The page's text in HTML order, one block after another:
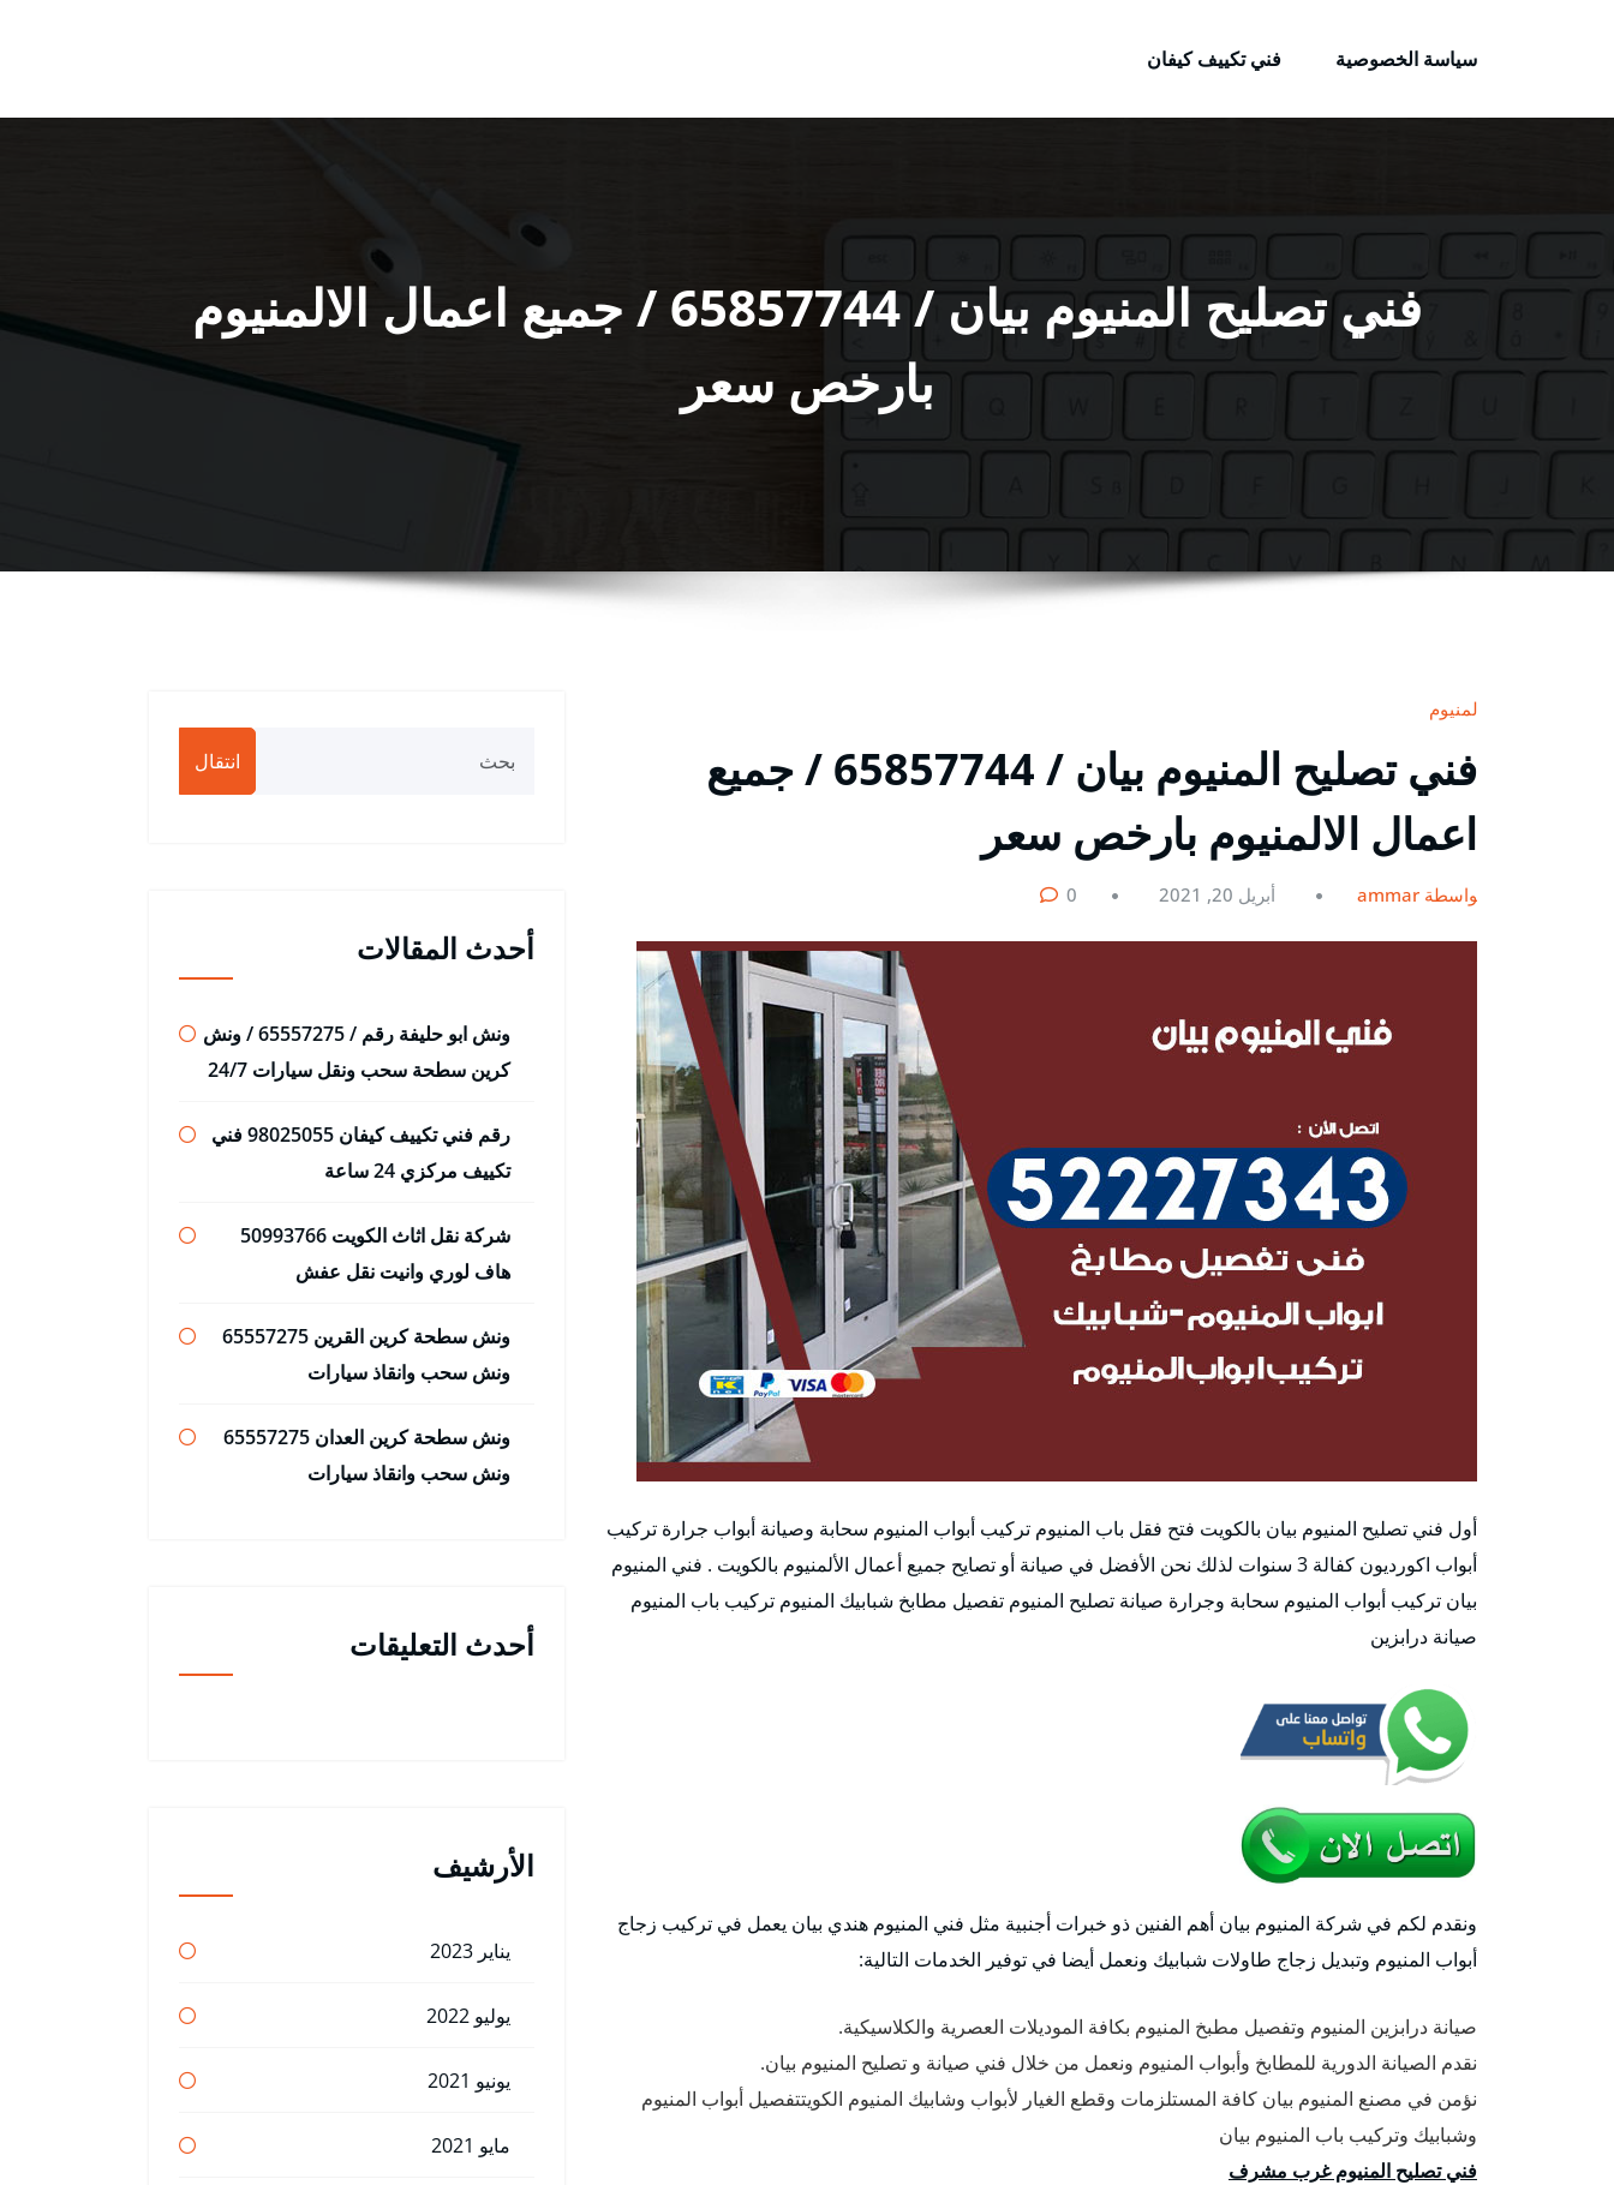
سياسة الخصوصية
فني تكييف كيفان
فني تصليح المنيوم بيان / 65857744 / جميع اعمال الالمنيوم
بارخص سعر
المنيوم
فني تصليح المنيوم بيان / 65857744 / جميع
اعمال الالمنيوم بارخص سعر
بواسطة ammar أبريل 20, 2021 0
أول فني تصليح المنيوم بيان بالكويت فتح فقل باب المنيوم تركيب أبواب المنيوم سحابة وصيانة أبواب جرارة تركيب
أبواب اكورديون كفالة 3 سنوات لذلك نحن الأفضل في صيانة أو تصايح جميع أعمال الألمنيوم بالكويت . فني المنيوم
بيان تركيب أبواب المنيوم سحابة وجرارة صيانة تصليح المنيوم تفصيل مطابخ شبابيك المنيوم تركيب باب المنيوم
صيانة درابزين
ونقدم لكم في شركة المنيوم بيان أهم الفنين ذو خبرات أجنبية مثل فني المنيوم هندي بيان يعمل في تركيب زجاج
أبواب المنيوم وتبديل زجاج طاولات شبابيك ونعمل أيضا في توفير الخدمات التالية:
صيانة درابزين المنيوم وتفصيل مطبخ المنيوم بكافة الموديلات العصرية والكلاسيكية.
نقدم الصيانة الدورية للمطابخ وأبواب المنيوم ونعمل من خلال فني صيانة و تصليح المنيوم بيان.
نؤمن في مصنع المنيوم بيان كافة المستلزمات وقطع الغيار لأبواب وشابيك المنيوم الكويتتفصيل أبواب المنيوم
وشبابيك وتركيب باب المنيوم بيان
فني تصليح المنيوم غرب مشرف
انتقال
أحدث المقالات
ونش ابو حليفة رقم / 65557275 / ونش
كرين سطحة سحب ونقل سيارات 24/7
رقم فني تكييف كيفان 98025055 فني
تكييف مركزي 24 ساعة
شركة نقل اثاث الكويت 50993766
هاف لوري وانيت نقل عفش
ونش سطحة كرين القرين 65557275
ونش سحب وانقاذ سيارات
ونش سطحة كرين العدان 65557275
ونش سحب وانقاذ سيارات
أحدث التعليقات
الأرشيف
يناير 2023
يوليو 2022
يونيو 2021
مايو 2021